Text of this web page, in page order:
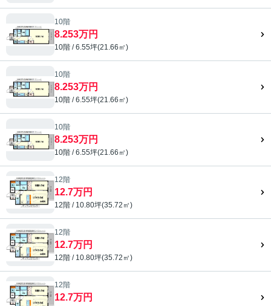
10階
8.253万円
10階 / 6.55坪(21.66㎡)
10階
8.253万円
10階 / 6.55坪(21.66㎡)
10階
8.253万円
10階 / 6.55坪(21.66㎡)
12階
12.7万円
12階 / 10.80坪(35.72㎡)
12階
12.7万円
12階 / 10.80坪(35.72㎡)
12階
12.7万円